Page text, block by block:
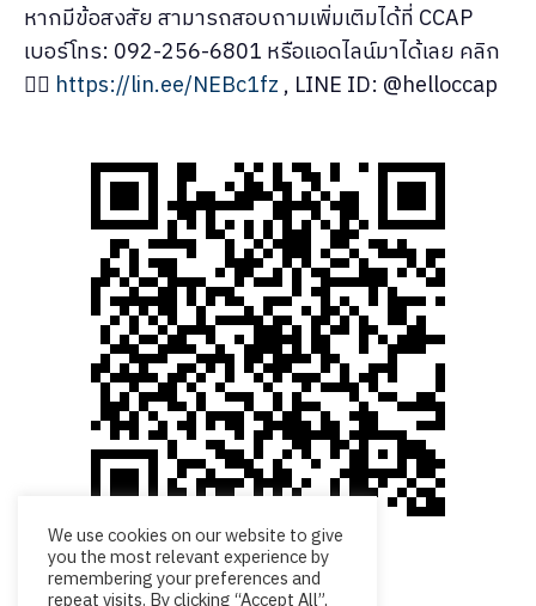
หากมีข้อสงสัย สามารถสอบถามเพิ่มเติมได้ที่ CCAP
เบอร์โทร: 092-256-6801 หรือแอดไลน์มาได้เลย คลิก
👉🏻 https://lin.ee/NEBc1fz, LINE ID: @helloccap
Reference Link
We use cookies on our website to give
you the most relevant experience by
remembering your preferences and